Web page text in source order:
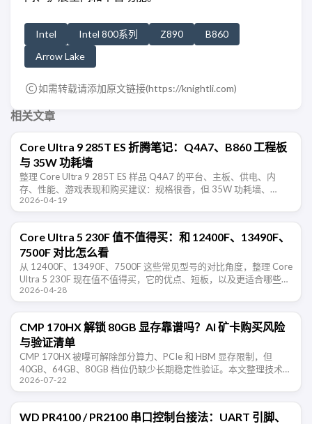
Intel Intel 800系列 Z890
B860
Arrow Lake
如需转载请添加原文链接(https://knightli.com)
相关文章
Core Ultra 9 285T ES 折腾笔记：Q4A7、B860 工程板
与 35W 功耗墙
整理 Core Ultra 9 285T ES 样品 Q4A7 的平台、主板、供电、内
存、性能、游戏表现和购买建议：规格很香，但 35W 功耗墙、
DDR5 高延迟、ES 主板稀缺和 BIOS 简陋让它 …
2026-04-19
Core Ultra 5 230F 值不值得买：和 12400F、13490F、
7500F 对比怎么看
从 12400F、13490F、7500F 这些常见型号的对比角度，整理 Core
Ultra 5 230F 现在值不值得买，它的优点、短板，以及更适合哪些装
机预算。
2026-04-28
CMP 170HX 解锁 80GB 显存靠谱吗？AI 矿卡购买风险
与验证清单
CMP 170HX 被曝可解除部分算力、PCIe 和 HBM 显存限制，但
40GB、64GB、80GB 档位仍缺少长期稳定性验证。本文整理技术边
界、购买风险和验收清单。
2026-07-22
WD PR4100 / PR2100 串口控制台接法：UART 引脚、